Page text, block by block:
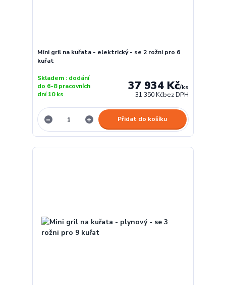
Mini gril na kuřata - elektrický - se 2 rožni pro 6
kuřat
37 934 Kč/ks
31 350 Kčbez DPH
Skladem : dodání
do 6-8 pracovních
dní 10 ks
Přidat do košíku